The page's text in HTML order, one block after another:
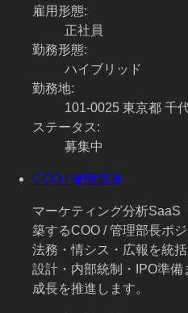
雇用形態:
正社員
勤務形態:
ハイブリッド
勤務地:
101-0025 東京都 千
ステータス:
募集中
COO / 管理部長
マーケティング分析SaaS
築するCOO / 管理部長ポ
法務・情シス・広報を統
設計・内部統制・IPO準
成長を推進します。